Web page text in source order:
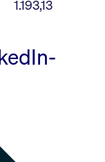
1.193,13